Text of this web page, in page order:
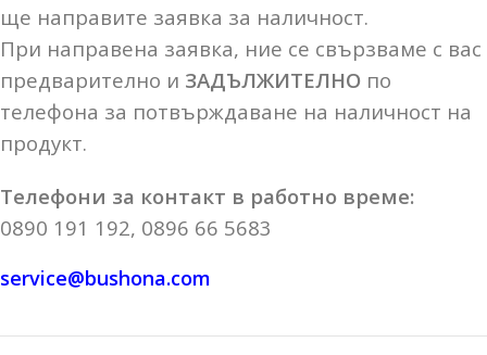
ще направите заявка за наличност.
При направена заявка, ние се свързваме с вас
предварително и ЗАДЪЛЖИТЕЛНО по
телефона за потвърждаване на наличност на
продукт.
Телефони за контакт в работно време:
0890 191 192, 0896 66 5683
service@bushona.com